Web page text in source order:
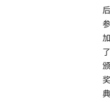
后
参
加
了
颁
奖
典